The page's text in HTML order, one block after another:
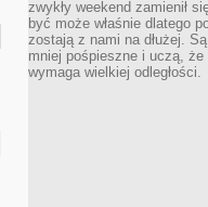
zwykły weekend zamienił
być może właśnie dlatego
zostają z nami na dłużej.
mniej pośpieszne i uczą,
wymaga wielkiej odległości.